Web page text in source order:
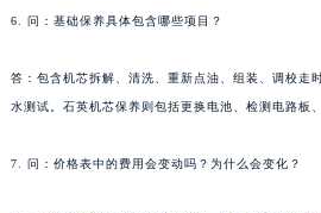
6. 问：基础保养具体包含哪些项目？
答：包含机芯拆解、清洗、重新点油、组装、调校走
水测试。石英机芯保养则包括更换电池、检测电路板
7. 问：价格表中的费用会变动吗？为什么会变化？